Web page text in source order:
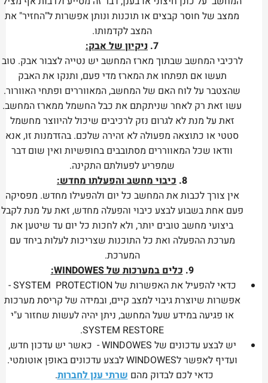
ממצב של חוסר קבצים או תוכנות ונותן אפשרות ל"החזיר" את
המצב לקדמותו.
7. ניקיון של אבק:
לרכיבי המחשב שבתוך מארז המחשב יש נטייה לצבור אבק. טוב
תעשו אם תפתחו את המארז מדי פעם, ותנקו את האבק
שהצטבר על לוח האם של המחשב, המאווררים ופתחי האוורור.
עשו זאת רק לאחר שניתקתם את כבל החשמל ממארז המחשב.
זאת על מנת לא לגרום נזק לרכיבים שיכול להיווצר מחשמל
סטטי או כתוצאה מפעולה לא זהירה שלכם. בהזדמנות זו, אנא
וודאו שכל המאווררים מסתובבים בחופשיות ואין שום דבר
שמפריע לפעולתם התקינה.
8. כיבוי מחשב והפעלתו מחדש:
אין צורך לכבות את המחשב כל יום ולהפעילו מחדש. מפסיקה
פעם אחת בשבוע לבצע כיבוי והפעלה מחדש, זאת על מנת לקבל
ביצועי מחשב טובים יותר, ולא לחכות כל יום עד שיטען את
מערכת ההפעלה ואת כל התוכנות שצריכות לעלות ביחד עם
המערכת.
9. כלים במערכות של WINDOWES:
כדאי להפעיל את האפשרות של SYSTEM PROTECTION -
אפשרות שיוצרת גיבוי למצב קיים, ובמידה של קריסת מערכות
או פגיעה במידע שעל המחשב, ניתן יהיה לעשות שחזור ע"י
SYSTEM RESTORE.
יש לבצע עדכונים של WINDOWES - כאשר יש עדכון חדש,
ועדיף לאפשר לWINDOWES לבצע עדכונים באופן אוטומטי.
כדאי לכם לבדוק מהםשרתי ענן לחברות.